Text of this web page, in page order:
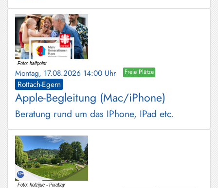
Montag, 17.08.2026 14:00 Uhr Freie Plätze
Rottach-Egern
Apple-Begleitung (Mac/iPhone)
Beratung rund um das IPhone, IPad etc.